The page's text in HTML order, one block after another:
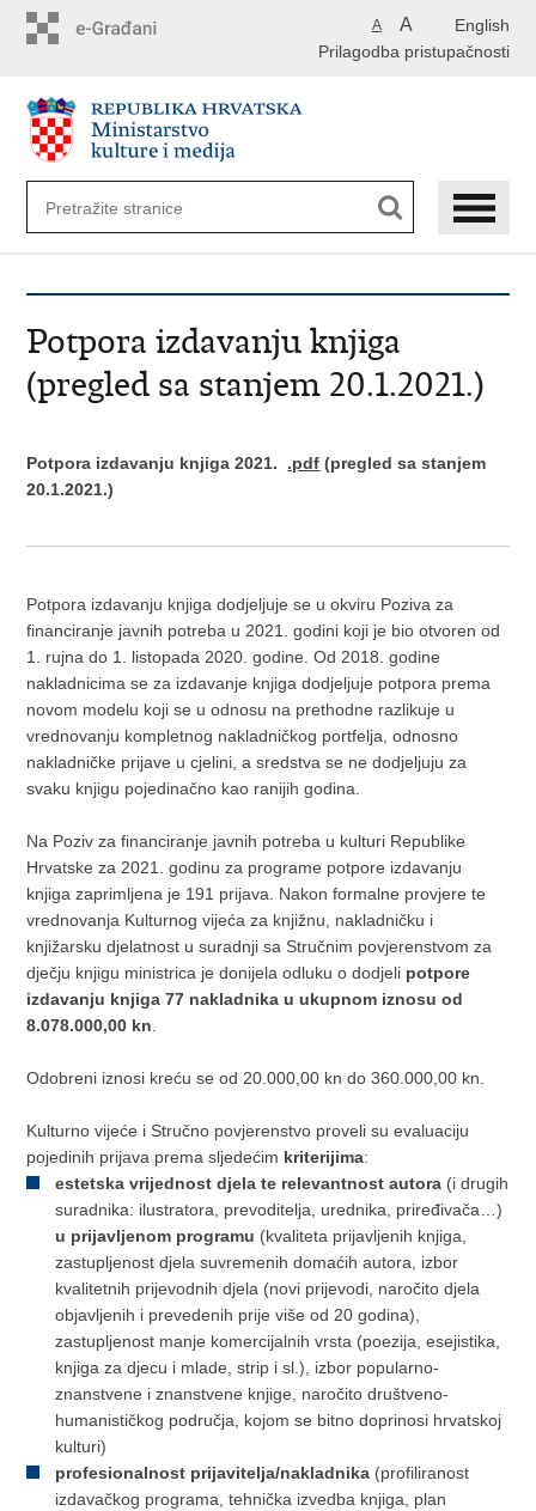
English
A A
Prilagodba pristupačnosti
Potpora izdavanju knjiga
(pregled sa stanjem 20.1.2021.)
Potpora izdavanju knjiga 2021. .pdf (pregled sa stanjem
20.1.2021.)
Potpora izdavanju knjiga dodjeljuje se u okviru Poziva za
financiranje javnih potreba u 2021. godini koji je bio otvoren od
1. rujna do 1. listopada 2020. godine. Od 2018. godine
nakladnicima se za izdavanje knjiga dodjeljuje potpora prema
novom modelu koji se u odnosu na prethodne razlikuje u
vrednovanju kompletnog nakladničkog portfelja, odnosno
nakladničke prijave u cjelini, a sredstva se ne dodjeljuju za
svaku knjigu pojedinačno kao ranijih godina.
Na Poziv za financiranje javnih potreba u kulturi Republike
Hrvatske za 2021. godinu za programe potpore izdavanju
knjiga zaprimljena je 191 prijava. Nakon formalne provjere te
vrednovanja Kulturnog vijeća za knjižnu, nakladničku i
knjižarsku djelatnost u suradnji sa Stručnim povjerenstvom za
dječju knjigu ministrica je donijela odluku o dodjeli potpore
izdavanju knjiga 77 nakladnika u ukupnom iznosu od
8.078.000,00 kn
Odobreni iznosi kreću se od 20.000,00 kn do 360.000,00 kn.
Kulturno vijeće i Stručno povjerenstvo proveli su evaluaciju
pojedinih prijava prema sljedećim kriterijima:
estetska vrijednost djela te relevantnost autora (i drugih
suradnika: ilustratora, prevoditelja, urednika, priređivača…)
u prijavljenom programu (kvaliteta prijavljenih knjiga,
zastupljenost djela suvremenih domaćih autora, izbor
kvalitetnih prijevodnih djela (novi prijevodi, naročito djela
objavljenih i prevedenih prije više od 20 godina),
zastupljenost manje komercijalnih vrsta (poezija, esejistika,
knjiga za djecu i mlade, strip i sl.), izbor popularno-
znanstvene i znanstvene knjige, naročito društveno-
humanističkog područja, kojom se bitno doprinosi hrvatskoj
kulturi)
profesionalnost prijavitelja/nakladnika (profiliranost
izdavačkog programa, tehnička izvedba knjiga, plan